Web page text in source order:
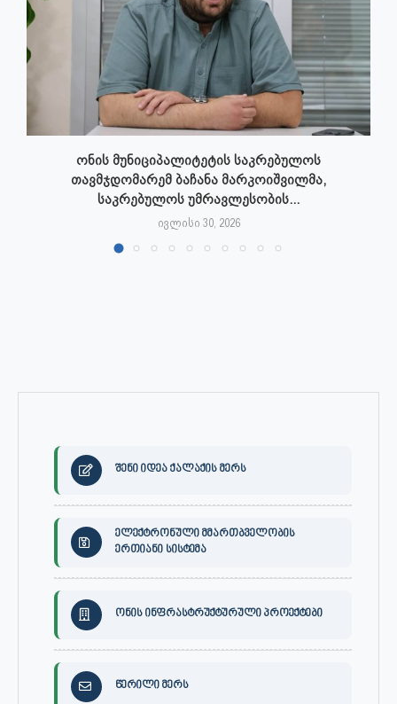
ონის მუნიციპალიტეტის საკრებულოს
თავმჯდომარემ ბაჩანა მარკოიშვილმა,
საკრებულოს უმრავლესობის...
ივლისი 30, 2026
შენი იდეა ქალაქის მერს
ელექტრონული მმართბველობის
ერთიანი სისტემა
ონის ინფრასტრუქტურული პროექტები
წერილი მერს